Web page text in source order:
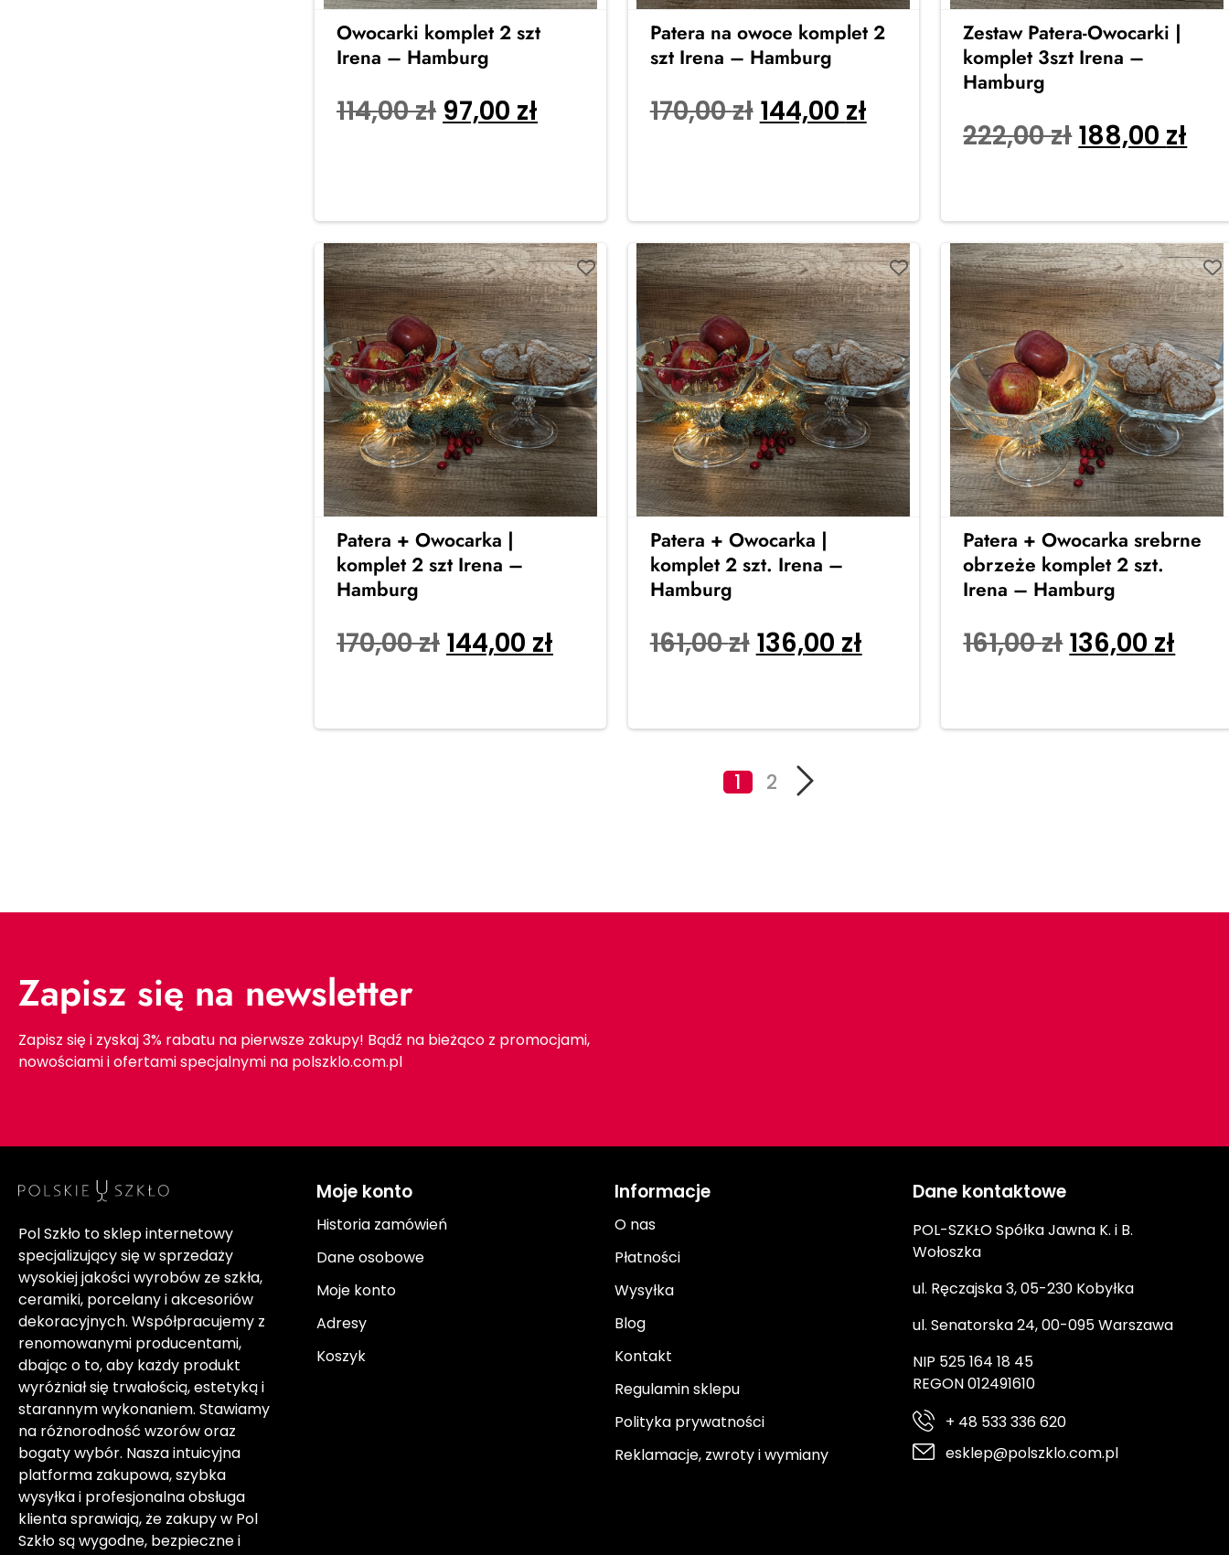
Owocarki komplet 2 szt
Irena – Hamburg
114,00zł 97,00 zł
Patera na owoce komplet 2
szt Irena – Hamburg
170,00zł 144,00 zł
Zestaw Patera-Owocarki |
komplet 3szt Irena –
Hamburg
222,00zł188,00 zł
Patera + Owocarka |
komplet 2 szt Irena –
Hamburg
170,00zł 144,00 zł
Patera + Owocarka |
komplet 2 szt. Irena –
Hamburg
161,00zł 136,00 zł
Patera + Owocarka srebrne
obrzeże komplet 2 szt.
Irena – Hamburg
161,00zł136,00 zł
1 2
Zapisz się na newsletter
Zapisz się i zyskaj 3% rabatu na pierwsze zakupy! Bądź na bieżąco z promocjami,
nowościami i ofertami specjalnymi na polszklo.com.pl
Pol Szkło to sklep internetowy
specjalizujący się w sprzedaży
wysokiej jakości wyrobów ze szkła,
ceramiki, porcelany i akcesoriów
dekoracyjnych. Współpracujemy z
renomowanymi producentami,
dbając o to, aby każdy produkt
wyróżniał się trwałością, estetyką i
starannym wykonaniem. Stawiamy
na różnorodność wzorów oraz
bogaty wybór. Nasza intuicyjna
platforma zakupowa, szybka
wysyłka i profesjonalna obsługa
klienta sprawiają, że zakupy w Pol
Szkło są wygodne, bezpieczne i
Moje konto
Historia zamówień
Dane osobowe
Moje konto
Adresy
Koszyk
Informacje
O nas
Płatności
Wysyłka
Blog
Kontakt
Regulamin sklepu
Polityka prywatności
Reklamacje, zwroty i wymiany
Dane kontaktowe
POL-SZKŁO Spółka Jawna K. i B.
Wołoszka
ul. Ręczajska 3, 05-230 Kobyłka
ul. Senatorska 24, 00-095 Warszawa
NIP 525 164 18 45
REGON 012491610
+ 48 533 336 620
esklep@polszklo.com.pl